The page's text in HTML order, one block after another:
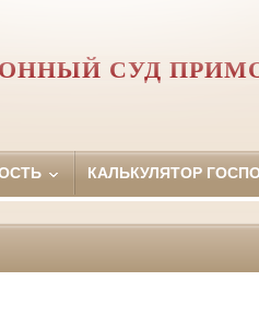
СУД
КАЛЬКУЛЯТОР